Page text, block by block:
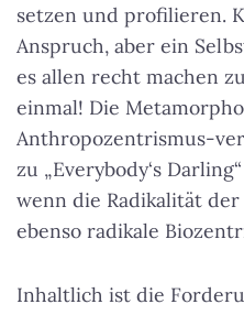
setzen und profilieren.
Anspruch, aber ein
es allen recht machen
einmal! Die
Anthropozentrismus-
zu „Everybody‘s
wenn die Radikalität
ebenso radikale
Inhaltlich ist die